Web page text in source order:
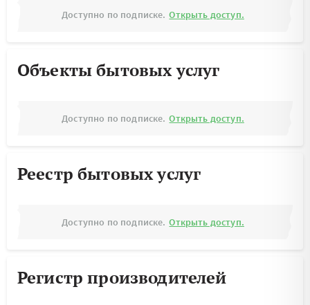
Доступно по подписке. Открыть доступ.
Объекты бытовых услуг
Доступно по подписке. Открыть доступ.
Реестр бытовых услуг
Доступно по подписке. Открыть доступ.
Регистр производителей